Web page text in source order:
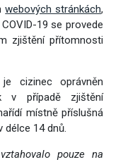
webových stránkách,
19 se provede
zjištění přítomnosti
cizinec oprávněn
v případě zjištění
místně příslušná
délce 14 dnů.
pouze na